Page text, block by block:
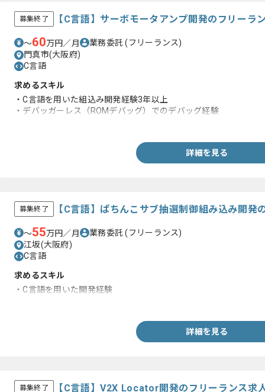
募集終了 【C言語】サーボモータアンプ開発のフリーラ
〜60万円／月 業務委託(フリーランス)
門真市(大阪府)
C言語
求めるスキル
・C言語を用いた組込み開発経験3年以上
・デバッガーレス（ROMデバッグ）でのデバッグ経験
詳細を見る
募集終了 【C言語】ぱちんこサブ抽選制御組み込み開発
〜55万円／月 業務委託(フリーランス)
江坂(大阪府)
C言語
求めるスキル
・C言語を用いた開発経験
詳細を見る
募集終了 【C言語】V2X Locator開発のフリーランス求